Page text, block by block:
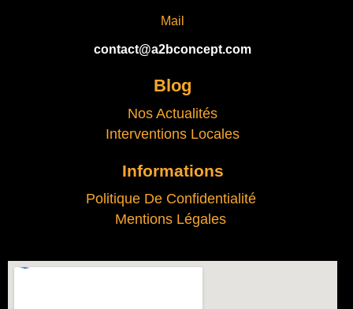
Mail
contact@a2bconcept.com
Blog
Nos Actualités
Interventions Locales
Informations
Politique De Confidentialité
Mentions Légales